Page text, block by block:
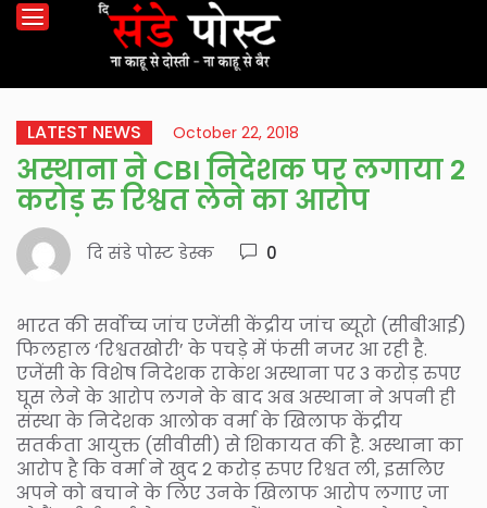
LATEST NEWS October 22, 2018
अस्थाना ने CBI निदेशक पर लगाया 2
करोड़ रु रिश्वत लेने का आरोप
दि संडे पोस्ट डेस्क 0
भारत की सर्वोच्च जांच एजेंसी केंद्रीय जांच ब्यूरो (सीबीआई)
फिलहाल ‘रिश्वतखोरी’ के पचड़े में फंसी नजर आ रही है.
एजेंसी के विशेष निदेशक राकेश अस्थाना पर 3 करोड़ रुपए
घूस लेने के आरोप लगने के बाद अब अस्थाना ने अपनी ही
संस्था के निदेशक आलोक वर्मा के खिलाफ केंद्रीय
सतर्कता आयुक्त (सीवीसी) से शिकायत की है. अस्थाना का
आरोप है कि वर्मा ने खुद 2 करोड़ रुपए रिश्वत ली, इसलिए
अपने को बचाने के लिए उनके खिलाफ आरोप लगाए जा